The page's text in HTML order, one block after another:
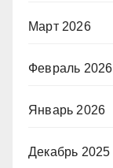
Март 2026
Февраль 2026
Январь 2026
Декабрь 2025